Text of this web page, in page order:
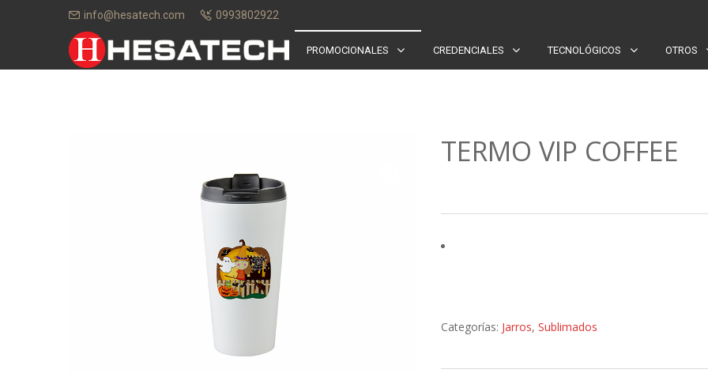
info@hesatech.com 0993802922
PROMOCIONALES CREDENCIALES TECNOLÓGICOS OTROS
TERMO VIP COFFEE
Categorías: Jarros,Sublimados